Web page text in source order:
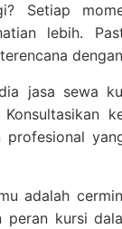
Setiap
lebih.
jasa sewa
profesional
adalah
peran kursi